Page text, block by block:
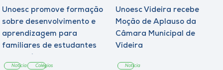
Unoesc promove formação
sobre desenvolvimento e
aprendizagem para
familiares de estudantes
Notícia Colégios
Unoesc Videira recebe
Moção de Aplauso da
Câmara Municipal de
Videira
Notícia